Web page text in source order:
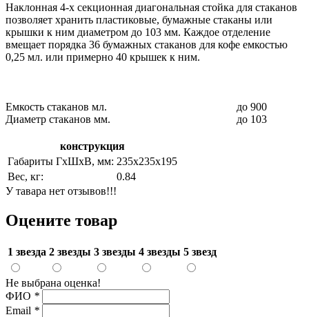
Наклонная 4-х секционная диагональная стойка для стаканов
позволяет хранить пластиковые, бумажные стаканы или
крышки к ним диаметром до 103 мм. Каждое отделение
вмещает порядка 36 бумажных стаканов для кофе емкостью
0,25 мл. или примерно 40 крышек к ним.
Емкость стаканов мл.
до 900
Диаметр стаканов мм.
до 103
конструкция
Габариты ГхШхВ, мм: 235х235х195
Вес, кг:
0.84
У тавара нет отзывов!!!
Оцените товар
1 звезда 2 звезды 3 звезды 4 звезды 5 звезд
Не выбрана оценка!
ФИО *
Email *